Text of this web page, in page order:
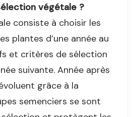
végétale ?
consiste à choisir les
plantes d’une année au
et critères de sélection
suivante. Année après
grâce à la
semenciers se sont